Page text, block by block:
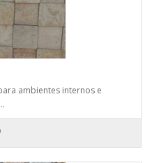
ambientes internos e